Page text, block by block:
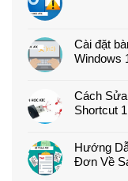
Cài đặt
Windows
Cách
Shortcut
Hướng
Đơn Về